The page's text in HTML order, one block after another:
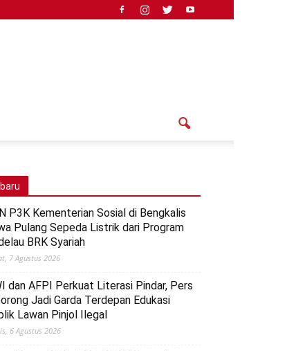
P3K Kementerian Sosial di Bengkalis
Pulang Sepeda Listrik dari Program
BRK Syariah
7 Agustus 2026
dan AFPI Perkuat Literasi Pindar, Pers
Jadi Garda Terdepan Edukasi
Lawan Pinjol Ilegal
6 Agustus 2026